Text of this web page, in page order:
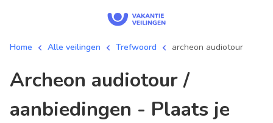
Home Alle veilingen Trefwoord archeon audiotour
archeon audiotour /
aanbiedingen - Plaats je